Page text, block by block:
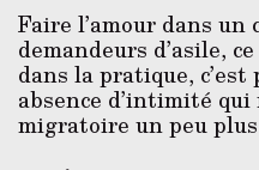
Faire l’amour dans un
demandeurs d’asile,
dans la pratique, c’est
absence d’intimité
migratoire un peu